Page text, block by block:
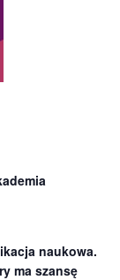
naukowa.
ma szansę